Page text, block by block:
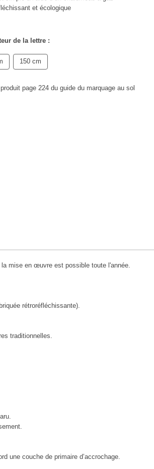
et écologique
de la lettre :
150 cm
page 224 du guide du marquage au sol
mise en œuvre est possible toute l'année.
rétroréfléchissante).
traditionnelles.
une couche de primaire d’accrochage.